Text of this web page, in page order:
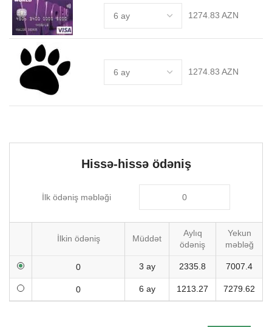
1274.83 AZN
1274.83 AZN
Hissə-hissə ödəniş
İlk ödəniş məbləği
İlkin ödəniş Müddət
Aylıq
ödəniş
Yekun
məbləğ
3 ay 2335.8 7007.4
6 ay 1213.27 7279.62